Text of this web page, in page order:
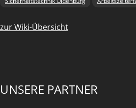
zur Wiki-Übersicht
UNSERE PARTNER